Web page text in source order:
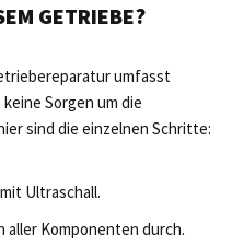
GETRIEBE?
umfasst
Sorgen um die
sind die einzelnen Schritte:
Ultraschall.
Komponenten durch.